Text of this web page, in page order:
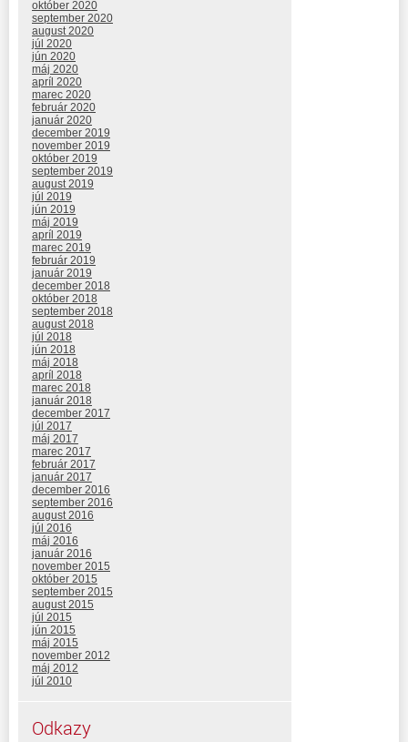
október 2020
september 2020
august 2020
júl 2020
jún 2020
máj 2020
apríl 2020
marec 2020
február 2020
január 2020
december 2019
november 2019
október 2019
september 2019
august 2019
júl 2019
jún 2019
máj 2019
apríl 2019
marec 2019
február 2019
január 2019
december 2018
október 2018
september 2018
august 2018
júl 2018
jún 2018
máj 2018
apríl 2018
marec 2018
január 2018
december 2017
júl 2017
máj 2017
marec 2017
február 2017
január 2017
december 2016
september 2016
august 2016
júl 2016
máj 2016
január 2016
november 2015
október 2015
september 2015
august 2015
júl 2015
jún 2015
máj 2015
november 2012
máj 2012
júl 2010
Odkazy